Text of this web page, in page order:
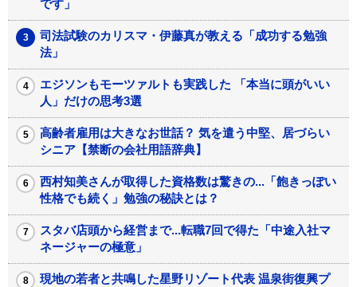
です」
司法試験のカリスマ・伊藤真が教える「成功する勉強
法」
エジソンもモーツァルトも実践した 「本当に頭がいい
人」だけの思考3選
高齢者雇用は大きなお世話？ 気を遣う中堅、居づらい
シニア【禁断の会社用語辞典】
西村知美さんが取得した資格数は驚きの...「飽きっぽい
性格でも続く」勉強の秘訣とは？
スタバ店頭から経営まで...転職7回で得た「中途入社マ
ネージャーの極意」
現地の若者と共鳴した星野リゾート代表 温泉街復興プ